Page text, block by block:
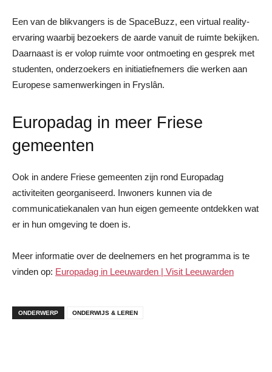
Een van de blikvangers is de SpaceBuzz, een virtual reality-
ervaring waarbij bezoekers de aarde vanuit de ruimte bekijken.
Daarnaast is er volop ruimte voor ontmoeting en gesprek met
studenten, onderzoekers en initiatiefnemers die werken aan
Europese samenwerkingen in Fryslân.
Europadag in meer Friese
gemeenten
Ook in andere Friese gemeenten zijn rond Europadag
activiteiten georganiseerd. Inwoners kunnen via de
communicatiekanalen van hun eigen gemeente ontdekken wat
er in hun omgeving te doen is.
Meer informatie over de deelnemers en het programma is te
vinden op: Europadag in Leeuwarden | Visit Leeuwarden
ONDERWERP ONDERWIJS & LEREN